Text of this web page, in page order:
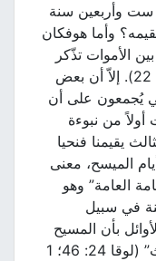
وأربعين سنة
وأما هوفكان
تذّكر
تلاميذه انه قال هذا…” يوحنا (2: 19 – 22). إلاّ أن بعض
يُجمعون على أن
من نبوءة
يقيمنا فنحيا
أيام الميسح، معنى
العامة” وهو
في سبيل
بأن المسيح
قام من بين الأموات “في اليوم الثالث” (لوقا 24: 46؛ 1